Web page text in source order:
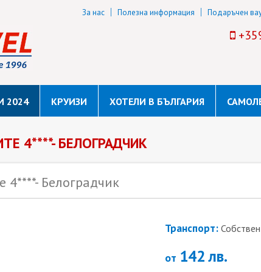
За нас Полезна информация Подаръчен
2024 КРУИЗИ ХОТЕЛИ В БЪЛГАРИЯ
4****- БЕЛОГРАДЧИК
4****- Белоградчик
Транспорт:
от 142 лв.